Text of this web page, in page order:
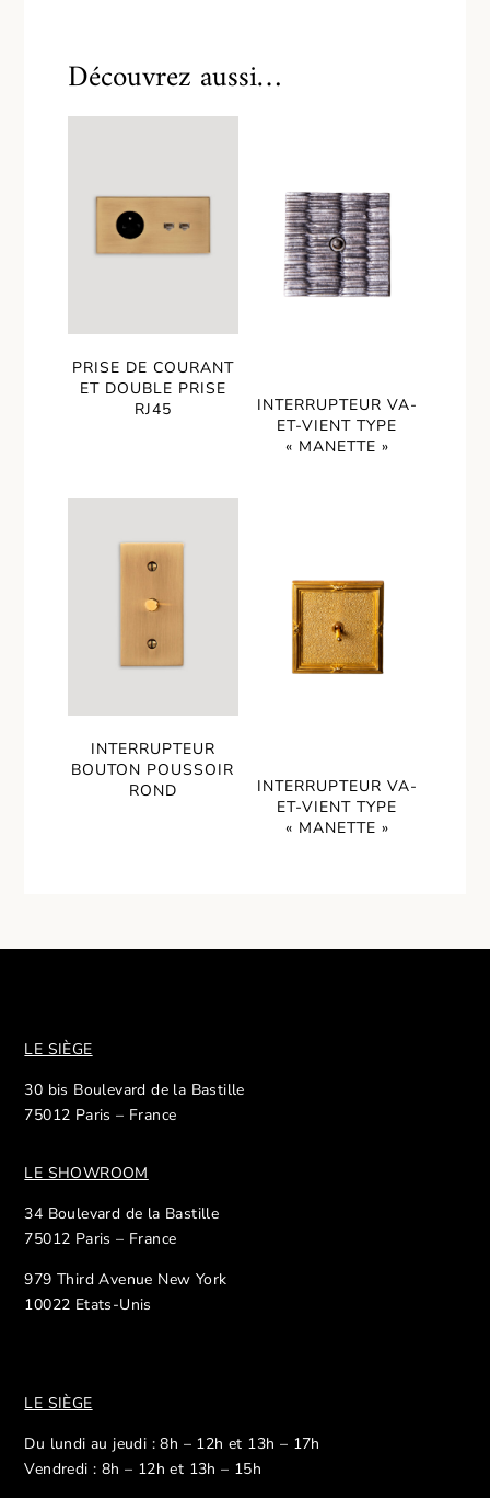
Découvrez aussi…
PRISE DE COURANT
ET DOUBLE PRISE
RJ45
INTERRUPTEUR VA-
ET-VIENT TYPE
« MANETTE »
INTERRUPTEUR
BOUTON POUSSOIR
ROND
INTERRUPTEUR VA-
ET-VIENT TYPE
« MANETTE »
LE SIÈGE
30 bis Boulevard de la Bastille
75012 Paris – France
LE SHOWROOM
34 Boulevard de la Bastille
75012 Paris – France
979 Third Avenue New York
10022 Etats-Unis
LE SIÈGE
Du lundi au jeudi : 8h – 12h et 13h – 17h
Vendredi : 8h – 12h et 13h – 15h